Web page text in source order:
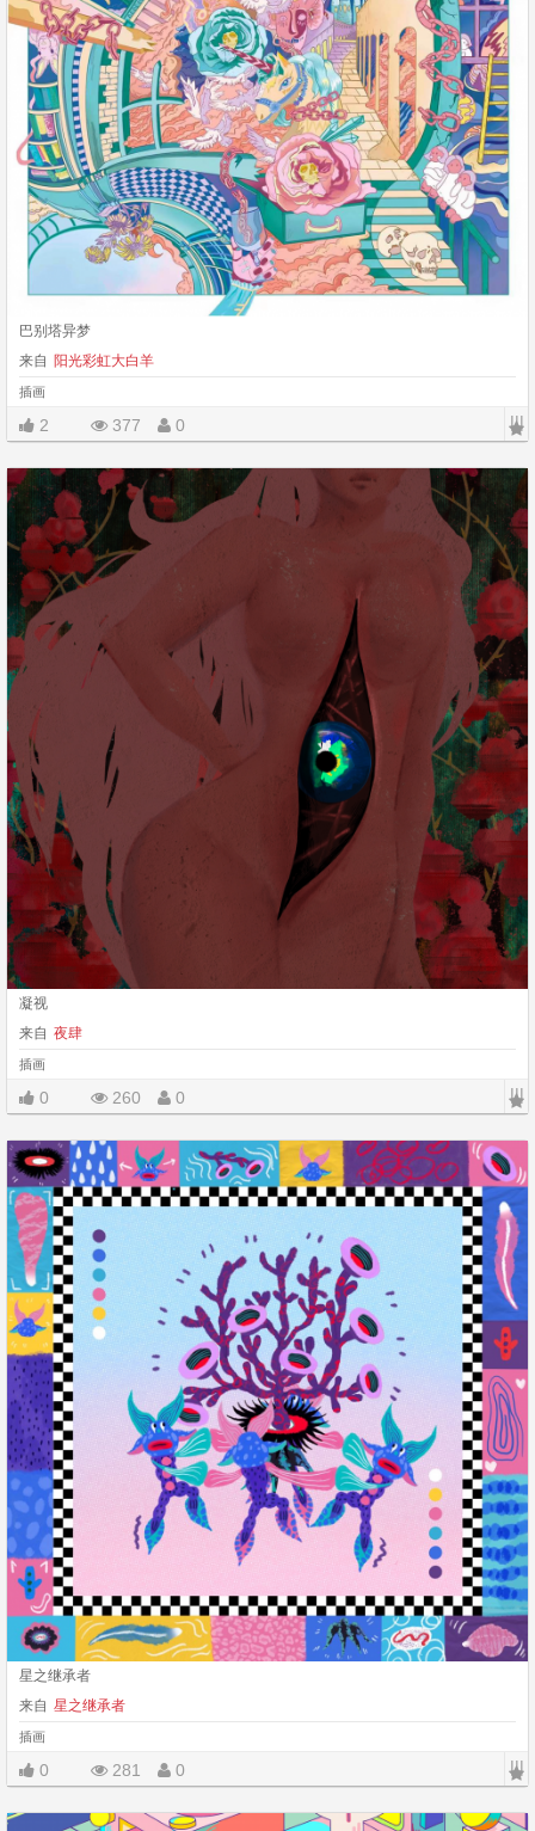
巴别塔异梦
来自
阳光彩虹大白羊
插画
2 377 0 |||
凝视
来自 夜肆
插画
0 260 0 |||
星之继承者
来自 星之继承者
插画
0 281 0 |||